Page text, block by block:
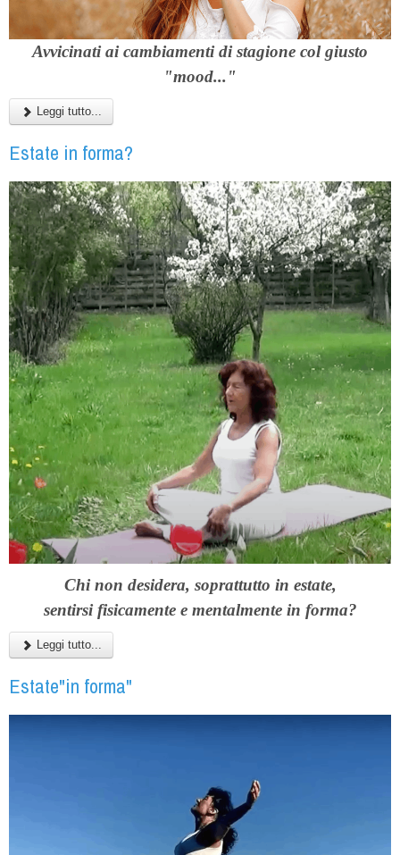
Avvicinati ai cambiamenti di stagione col giusto
"mood..."
Leggi tutto...
Estate in forma?
Chi non desidera, soprattutto in estate,
sentirsifisicamente e mentalmente in forma?
Leggi tutto...
Estate"in forma"